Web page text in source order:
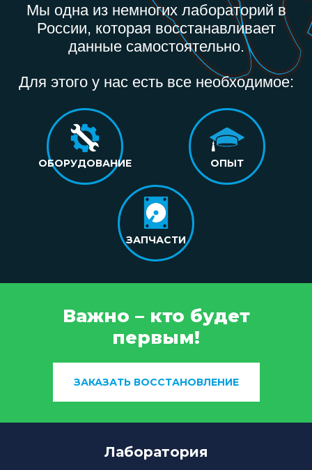
Мы одна из немногих лабораторий в
России, которая восстанавливает
данные самостоятельно.
Для этого у нас есть все необходимое:
ОБОРУДОВАНИЕ ОПЫТ
ЗАПЧАСТИ
Важно – кто будет
первым!
ЗАКАЗАТЬ ВОССТАНОВЛЕНИЕ
Лаборатория